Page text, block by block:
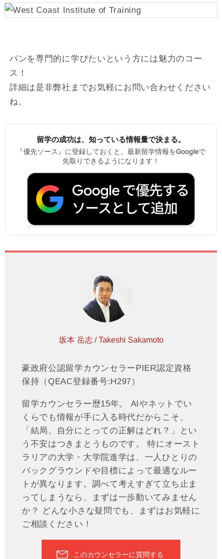
パンを専門的に学びたいという方には魅力のコー
ス！
詳細は是非弊社までお気軽にお問い合わせください
ね。
留学の成功は、知っている情報量で決まる。
『優先ソース』に登録しておくと、最新留学情報をGoogleで
先取りできるようになります！
坂本 岳志 / Takeshi Sakamoto
豪政府公認留学カウンセラーPIER認定資格
保持（QEAC登録番号:H297）
留学カウンセラー歴15年。 AIやネットでい
くらでも情報が手に入る時代だからこそ、
「結局、自分にとっての正解はどれ？」とい
う不安はつきまとうものです。 特にオースト
ラリアの大学・大学院進学は、一人ひとりの
バックグラウンドや目標によって最適なルー
トが異なります。調べて考えすぎて立ち止ま
ってしまうなら、まずは一歩動いてみません
か？ どんな小さな疑問でも、まずはお気軽に
ご相談ください！
このカウンセラーに質問する